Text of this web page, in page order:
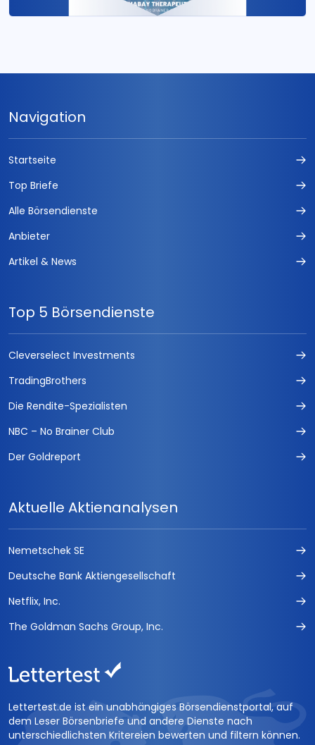
Navigation
Startseite
Top Briefe
Alle Börsendienste
Anbieter
Artikel & News
Top 5 Börsendienste
Cleverselect Investments
TradingBrothers
Die Rendite-Spezialisten
NBC – No Brainer Club
Der Goldreport
Aktuelle Aktienanalysen
Nemetschek SE
Deutsche Bank Aktiengesellschaft
Netflix, Inc.
The Goldman Sachs Group, Inc.
Lettertest.de ist ein unabhängiges Börsendienstportal, auf
dem Leser Börsenbriefe und andere Dienste nach
unterschiedlichsten Kritereien bewerten und filtern können.